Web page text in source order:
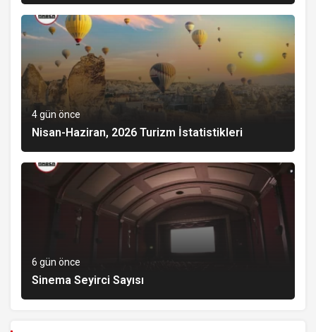
4 gün önce
Nisan-Haziran, 2026 Turizm İstatistikleri
6 gün önce
Sinema Seyirci Sayısı